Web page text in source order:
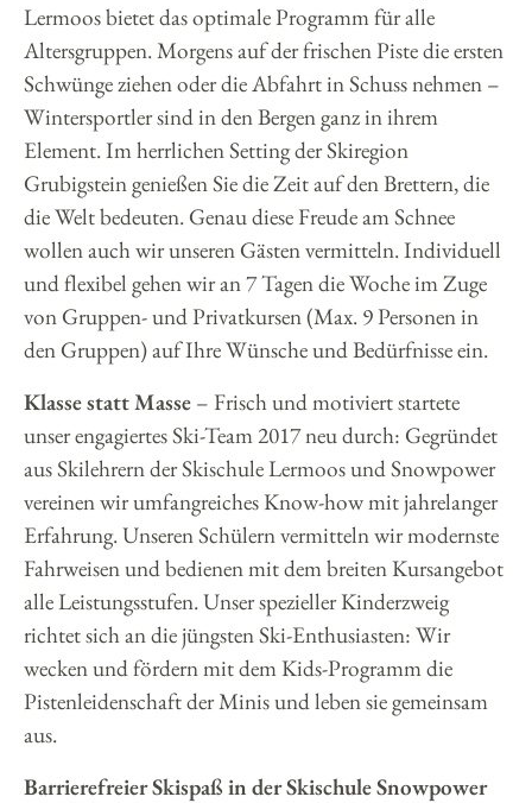
Lermoos bietet das optimale Programm für alle
Altersgruppen. Morgens auf der frischen Piste die ersten
Schwünge ziehen oder die Abfahrt in Schuss nehmen –
Wintersportler sind in den Bergen ganz in ihrem
Element. Im herrlichen Setting der Skiregion
Grubigstein genießen Sie die Zeit auf den Brettern, die
die Welt bedeuten. Genau diese Freude am Schnee
wollen auch wir unseren Gästen vermitteln. Individuell
und flexibel gehen wir an 7 Tagen die Woche im Zuge
von Gruppen- und Privatkursen (Max. 9 Personen in
den Gruppen) auf Ihre Wünsche und Bedürfnisse ein.
Klasse statt Masse – Frisch und motiviert startete
unser engagiertes Ski-Team 2017 neu durch: Gegründet
aus Skilehrern der Skischule Lermoos und Snowpower
vereinen wir umfangreiches Know-how mit jahrelanger
Erfahrung. Unseren Schülern vermitteln wir modernste
Fahrweisen und bedienen mit dem breiten Kursangebot
alle Leistungsstufen. Unser spezieller Kinderzweig
richtet sich an die jüngsten Ski-Enthusiasten: Wir
wecken und fördern mit dem Kids-Programm die
Pistenleidenschaft der Minis und leben sie gemeinsam
aus.
Barrierefreier Skispaß in der Skischule Snowpower